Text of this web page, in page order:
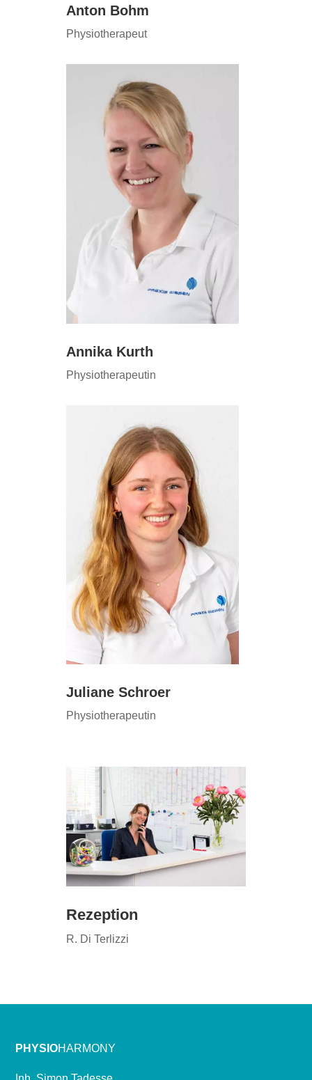
Anton Bohm
Physiotherapeut
Annika Kurth
Physiotherapeutin
Juliane Schroer
Physiotherapeutin
Rezeption
R. Di Terlizzi
PHYSIOHARMONY